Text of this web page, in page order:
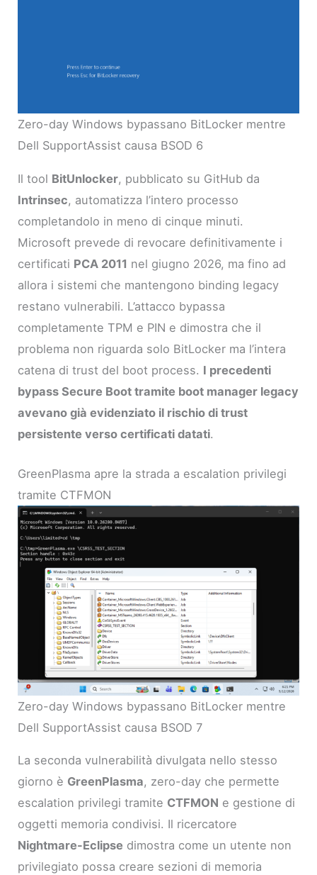
Zero-day Windows bypassano BitLocker mentre
Dell SupportAssist causa BSOD 6
Il tool BitUnlocker, pubblicato su GitHub da
Intrinsec, automatizza l’intero processo
completandolo in meno di cinque minuti.
Microsoft prevede di revocare definitivamente i
certificati PCA 2011 nel giugno 2026, ma fino ad
allora i sistemi che mantengono binding legacy
restano vulnerabili. L’attacco bypassa
completamente TPM e PIN e dimostra che il
problema non riguarda solo BitLocker ma l’intera
catena di trust del boot process. I precedenti
bypass Secure Boot tramite boot manager legacy
avevano già evidenziato il rischio di trust
persistente verso certificati datati.
GreenPlasma apre la strada a escalation privilegi
tramite CTFMON
Zero-day Windows bypassano BitLocker mentre
Dell SupportAssist causa BSOD 7
La seconda vulnerabilità divulgata nello stesso
giorno è GreenPlasma, zero-day che permette
escalation privilegi tramite CTFMON e gestione di
oggetti memoria condivisi. Il ricercatore
Nightmare-Eclipse dimostra come un utente non
privilegiato possa creare sezioni di memoria